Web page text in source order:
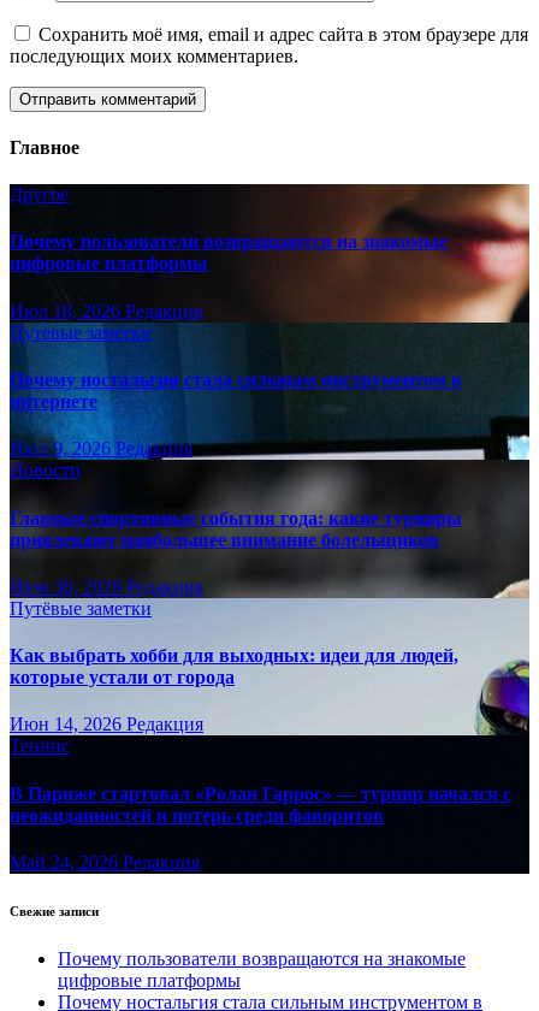
Сохранить моё имя, email и адрес сайта в этом браузере для
последующих моих комментариев.
Главное
Другое
Почему пользователи возвращаются на знакомые
цифровые платформы
Июл 18, 2026 Редакция
Путёвые заметки
Почему ностальгия стала сильным инструментом в
интернете
Июл 9, 2026 Редакция
Новости
Главные спортивные события года: какие турниры
привлекают наибольшее внимание болельщиков
Июн 30, 2026 Редакция
Путёвые заметки
Как выбрать хобби для выходных: идеи для людей,
которые устали от города
Июн 14, 2026 Редакция
Теннис
В Париже стартовал «Ролан Гаррос» — турнир начался с
неожиданностей и потерь среди фаворитов
Май 24, 2026 Редакция
Свежие записи
Почему пользователи возвращаются на знакомые
цифровые платформы
Почему ностальгия стала сильным инструментом в